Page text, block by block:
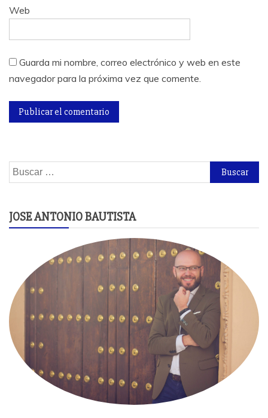
Web
Guarda mi nombre, correo electrónico y web en este
navegador para la próxima vez que comente.
Buscar:
JOSE ANTONIO BAUTISTA